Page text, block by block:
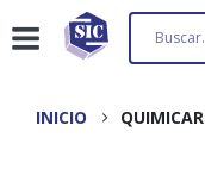
INICIO QUIMICAR